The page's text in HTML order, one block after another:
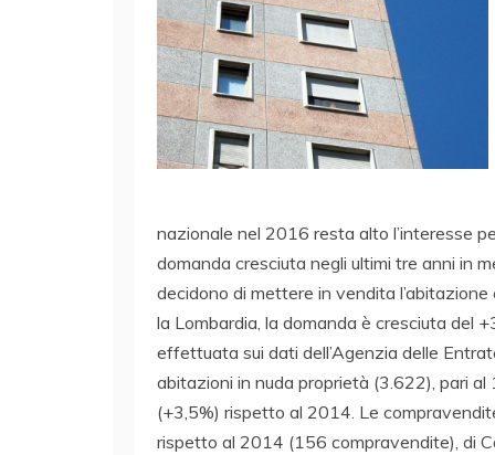
nazionale nel 2016 resta alto l’interesse
domanda cresciuta negli ultimi tre anni in
decidono di mettere in vendita
la Lombardia, la domanda è cresciuta del
effettuata sui dati dell’Agenzia delle
abitazioni in nuda proprietà (3.622), pari
(+3,5%) rispetto al 2014. Le
rispetto al 2014 (156 compravendite), di